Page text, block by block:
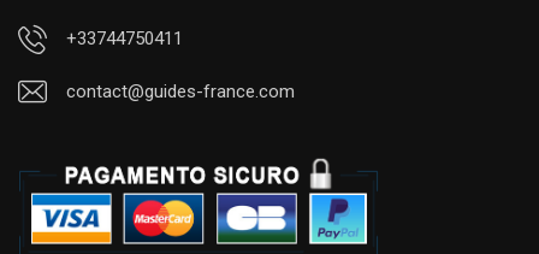
+33744750411
contact@guides-france.com